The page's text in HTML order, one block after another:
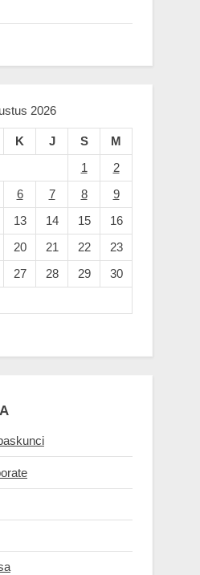
2026
K J S
M
1
2
6 7 8
9
13 14 15
16
20 21 22
23
27 28 29
30